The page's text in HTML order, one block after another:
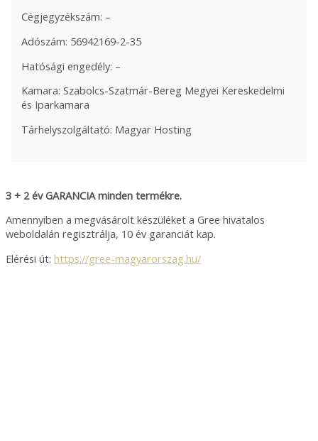
Cégjegyzékszám: –
Adószám: 56942169-2-35
Hatósági engedély: –
Kamara: Szabolcs-Szatmár-Bereg Megyei Kereskedelmi
és Iparkamara
Tárhelyszolgáltató: Magyar Hosting
3 + 2 év GARANCIA minden termékre.
Amennyiben a megvásárolt készüléket a Gree hivatalos
weboldalán regisztrálja, 10 év garanciát kap.
Elérési út: https://gree-magyarorszag.hu/